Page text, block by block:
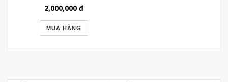
KIỂU IKEA CÓ CHÂN
2,000,000đ
MUA HÀNG